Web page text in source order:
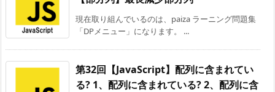
現在取り組んでいるのは、paiza ラーニング問題集
「DPメニュー」になります。 ...
第32回【JavaScript】配列に含まれてい
る? 1、配列に含まれている? 2、配列に含